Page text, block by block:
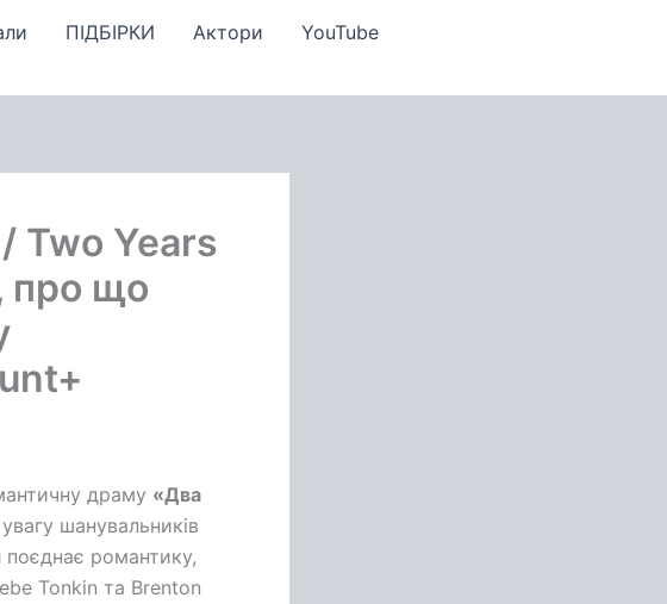
ПІДБІРКИ Актори
YouTube
Two Years
про що
драму «Два
шанувальників
поєднає романтику,
Tonkin та Brenton